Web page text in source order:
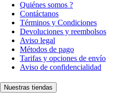
Quiénes somos ?
Contáctanos
Términos y Condiciones
Devoluciones y reembolsos
Aviso legal
Métodos de pago
Tarifas y opciones de envío
Aviso de confidencialidad
Nuestras tiendas